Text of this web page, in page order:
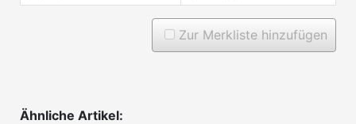
Zur Merkliste hinzufügen
Ähnliche Artikel: